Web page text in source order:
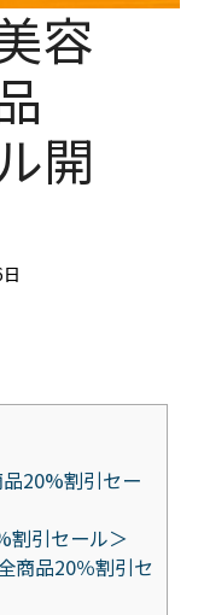
容
開
20%割引セー
割引セール＞
品20％割引セ